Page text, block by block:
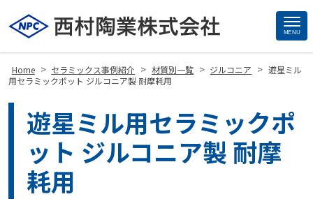
MENU
Home > セラミックス事例紹介 > 材質別一覧 > ジルコニア > 遊星ミル
用セラミックポット ジルコニア製 耐摩耗用
遊星ミル用セラミックポ
ット ジルコニア製 耐摩
耗用
Site
Footer